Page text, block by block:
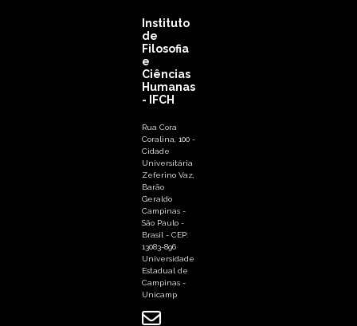
Instituto
de
Filosofia
e
Ciências
Humanas
- IFCH
Rua Cora
Coralina, 100 -
Cidade
Universitária
Zeferino Vaz,
Barão
Geraldo
Campinas -
São Paulo -
Brasil - CEP:
13083-896
Universidade
Estadual de
Campinas -
Unicamp